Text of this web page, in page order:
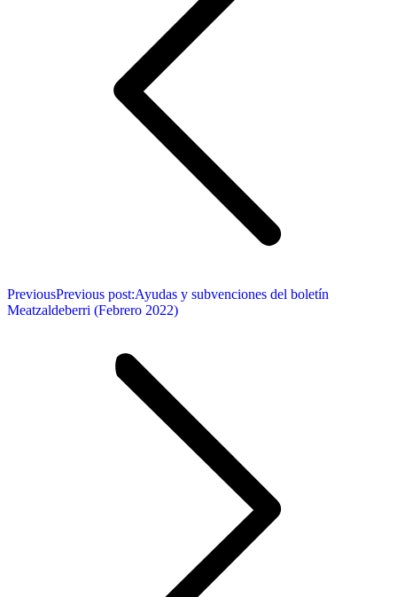
PreviousPrevious post:Ayudas y subvenciones del boletín
Meatzaldeberri (Febrero 2022)